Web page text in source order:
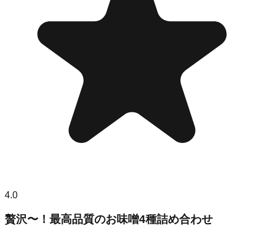
4.0
贅沢〜！最高品質のお味噌4種詰め合わせ